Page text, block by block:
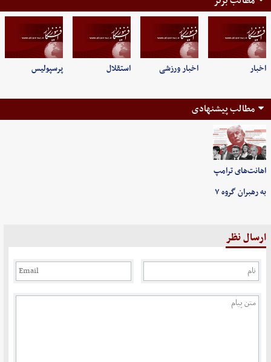
اخبار اخبار ورزشی استقلال پرسپولیس
مطالب پیشنهادی
اهانت‌های ترامپ
به رهبران گروه ۷
ارسال نظر